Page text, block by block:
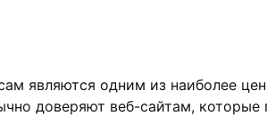
являются одним из наиболее
доверяют веб-сайтам, которые